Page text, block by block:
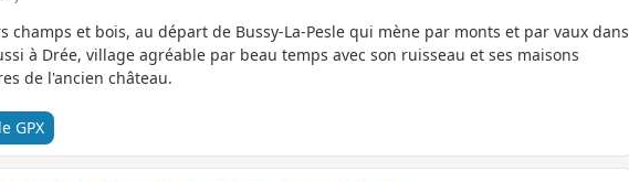
champs et bois, au départ de Bussy-La-Pesle qui mène par monts et par vaux dans
à Drée, village agréable par beau temps avec son ruisseau et ses maisons
de l'ancien château.
GPX